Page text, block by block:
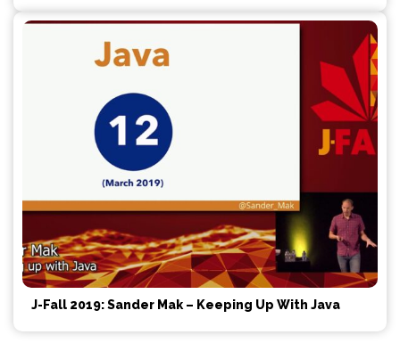
J-Fall 2019: Sander Mak – Keeping Up With Java